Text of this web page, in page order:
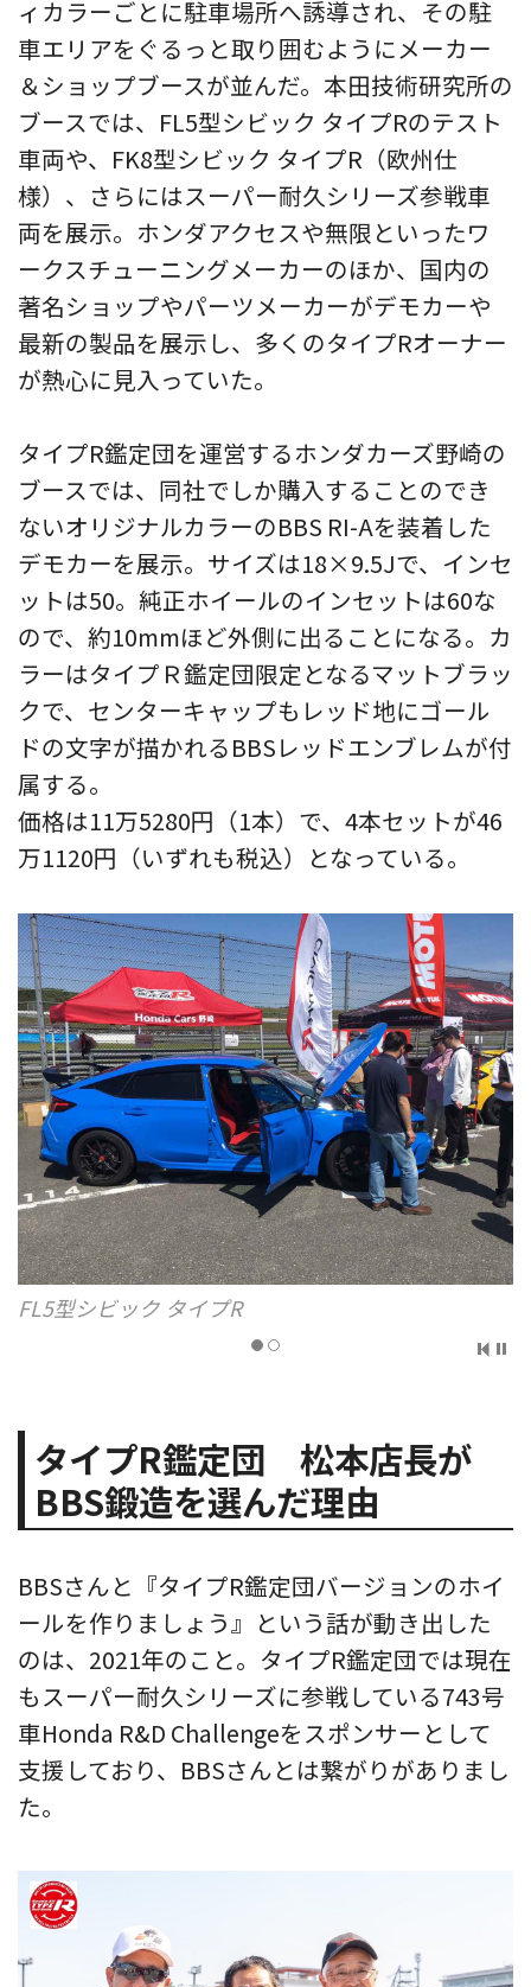
ィカラーごとに駐車場所へ誘導され、その駐
車エリアをぐるっと取り囲むようにメーカー
＆ショップブースが並んだ。本田技術研究所の
ブースでは、FL5型シビック タイプRのテスト
車両や、FK8型シビック タイプR（欧州仕
様）、さらにはスーパー耐久シリーズ参戦車
両を展示。ホンダアクセスや無限といったワ
ークスチューニングメーカーのほか、国内の
著名ショップやパーツメーカーがデモカーや
最新の製品を展示し、多くのタイプRオーナー
が熱心に見入っていた。
タイプR鑑定団を運営するホンダカーズ野崎の
ブースでは、同社でしか購入することのでき
ないオリジナルカラーのBBS RI-Aを装着した
デモカーを展示。サイズは18×9.5Jで、インセ
ットは50。純正ホイールのインセットは60な
ので、約10mmほど外側に出ることになる。カ
ラーはタイプＲ鑑定団限定となるマットブラッ
クで、センターキャップもレッド地にゴール
ドの文字が描かれるBBSレッドエンブレムが付
属する。
価格は11万5280円（1本）で、4本セットが46
万1120円（いずれも税込）となっている。
BBS RI-A／サイズ18×9.5J ET50
タイプR鑑定団 松本店長が
BBS鍛造を選んだ理由
BBSさんと『タイプR鑑定団バージョンのホイ
ールを作りましょう』という話が動き出した
のは、2021年のこと。タイプR鑑定団では現在
もスーパー耐久シリーズに参戦している743号
車Honda R&D Challengeをスポンサーとして
支援しており、BBSさんとは繋がりがありまし
た。